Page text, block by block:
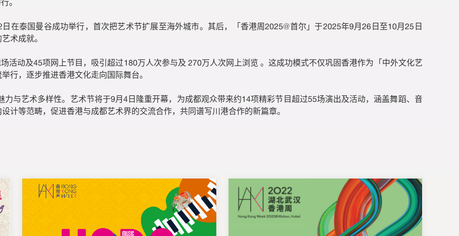
。
在泰国曼谷成功举行，首次把艺术节扩展至海外城市。其后，「香港周2025@首尔」于2025年9月26日至10月25日
术成就。
活动及45项网上节目，吸引超过180万人次参与及 270万人次网上浏览 。这成功模式不仅巩固香港作为「中外文化艺
行，逐步推进香港文化走向国际舞台。
与艺术多样性。艺术节将于9月4日隆重开幕，为成都观众带来约14项精彩节目超过55场演出及活动，涵盖舞蹈、音
计等范畴，促进香港与成都艺术界的交流合作，共同谱写川港合作的新篇章。